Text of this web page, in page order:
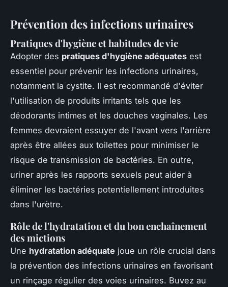
Prévention des infections urinaires
Pratiques d'hygiène et habitudes de vie
Adopter des pratiques d'hygiène adéquates est
essentiel pour prévenir les infections urinaires,
notamment la cystite. Il est recommandé d'éviter
l'utilisation de produits irritants tels que les
déodorants intimes et les douches vaginales. Les
femmes devraient essuyer de l'avant vers l'arrière
après être allées aux toilettes pour minimiser le
risque de transmission de bactéries. En outre,
uriner après les rapports sexuels peut aider à
éliminer les bactéries potentiellement introduites
dans l'urètre.
Rôle de l'hydratation et du bon enchaînement
des mictions
Une hydratation adéquate joue un rôle crucial dans
la prévention des infections urinaires en favorisant
un rinçage régulier des voies urinaires. Buvez au